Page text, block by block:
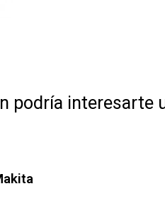
podría interesarte